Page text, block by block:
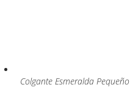
Colgante Esmeralda Pequeño